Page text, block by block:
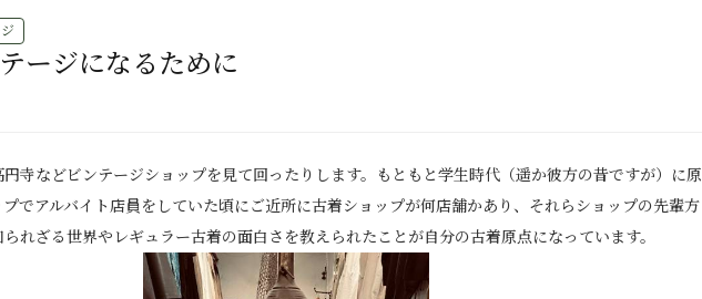
ージになるために
寺などビンテージショップを見て回ったりします。もともと学生時代（遥か彼方の昔ですが）に原
でアルバイト店員をしていた頃にご近所に古着ショップが何店舗かあり、それらショップの先輩方
れざる世界やレギュラー古着の面白さを教えられたことが自分の古着原点になっています。